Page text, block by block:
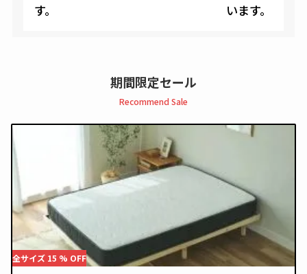
す。
います。
期間限定セール
Recommend Sale
全サイズ 15 % OFF